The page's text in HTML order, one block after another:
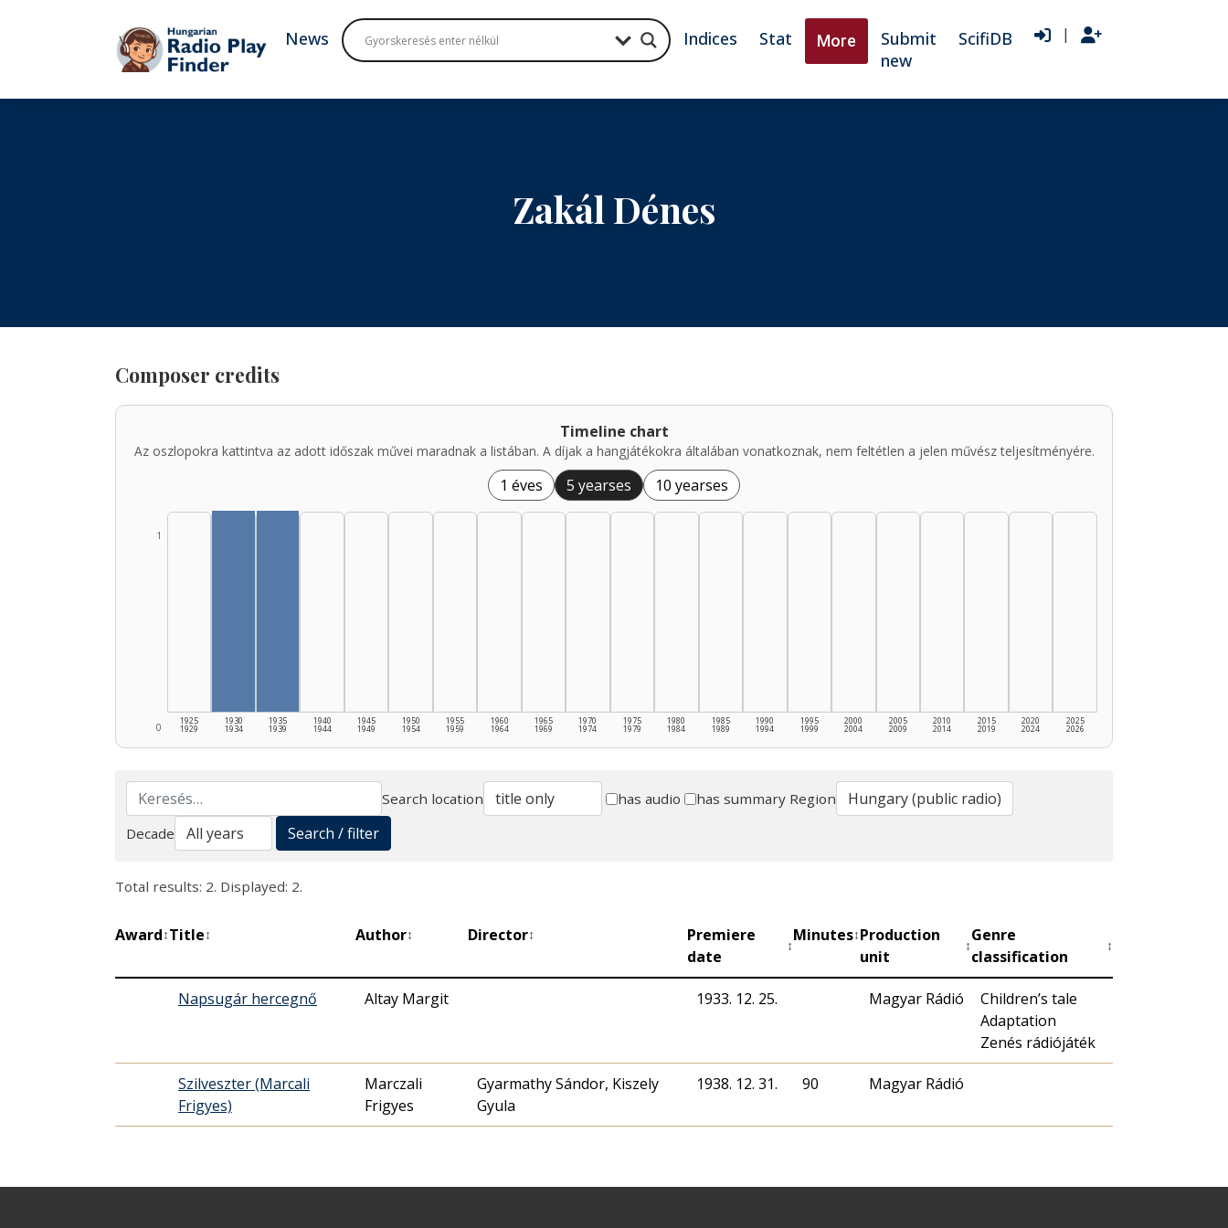
News Indices Stat More
Submit
new
ScifiDB |
Zakál Dénes
Composer credits
Timeline chart
Az oszlopokra kattintva az adott időszak művei maradnak a listában. A díjak a hangjátékokra általában vonatkoznak, nem feltétlen a jelen művész teljesítményére.
1 éves 5 yearses 10 yearses
0
1
1925
1929
1930
1934
1935
1939
1940
1944
1945
1949
1950
1954
1955
1959
1960
1964
1965
1969
1970
1974
1975
1979
1980
1984
1985
1989
1990
1994
1995
1999
2000
2004
2005
2009
2010
2014
2015
2019
2020
2024
2025
2026
Search
Search location has audio has summary Region
Decade
Search / filter
Total results: 2. Displayed: 2.
Award↕Title↕ Author↕ Director↕
Premiere
date
↕
Minutes↕Production
unit
↕
Genre
classification
↕
Napsugár hercegnő Altay Margit 1933. 12. 25. Magyar Rádió
Children’s tale
Adaptation
Zenés rádiójáték
Szilveszter (Marcali
Frigyes)
Marczali
Frigyes
Gyarmathy Sándor, Kiszely
Gyula
1938. 12. 31. 90 Magyar Rádió